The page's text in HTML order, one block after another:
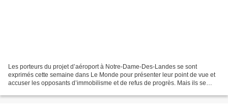
Les porteurs du projet d’aéroport à Notre-Dame-Des-Landes se sont
exprimés cette semaine dans Le Monde pour présenter leur point de vue et
accuser les opposants d’immobilisme et de refus de progrès. Mais ils se